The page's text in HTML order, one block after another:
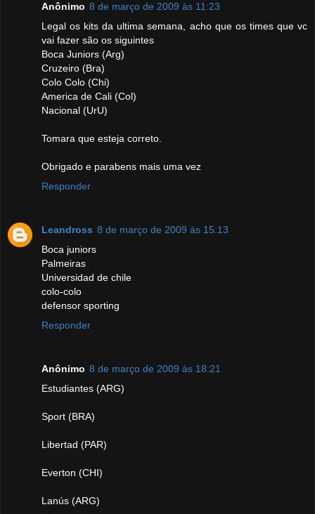
Anônimo 8 de março de 2009 às 11:23
Legal os kits da ultima semana, acho que os times que vc
vai fazer são os siguintes
Boca Juniors (Arg)
Cruzeiro (Bra)
Colo Colo (Chi)
America de Cali (Col)
Nacional (UrU)
Tomara que esteja correto.
Obrigado e parabens mais uma vez
Responder
Leandross 8 de março de 2009 às 15:13
Boca juniors
Palmeiras
Universidad de chile
colo-colo
defensor sporting
Responder
Anônimo 8 de março de 2009 às 18:21
Estudiantes (ARG)
Sport (BRA)
Libertad (PAR)
Everton (CHI)
Lanús (ARG)